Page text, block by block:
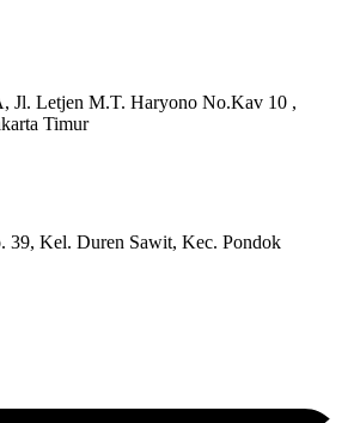
Jl. Letjen M.T. Haryono No.Kav 10 ,
Timur
39, Kel. Duren Sawit, Kec. Pondok